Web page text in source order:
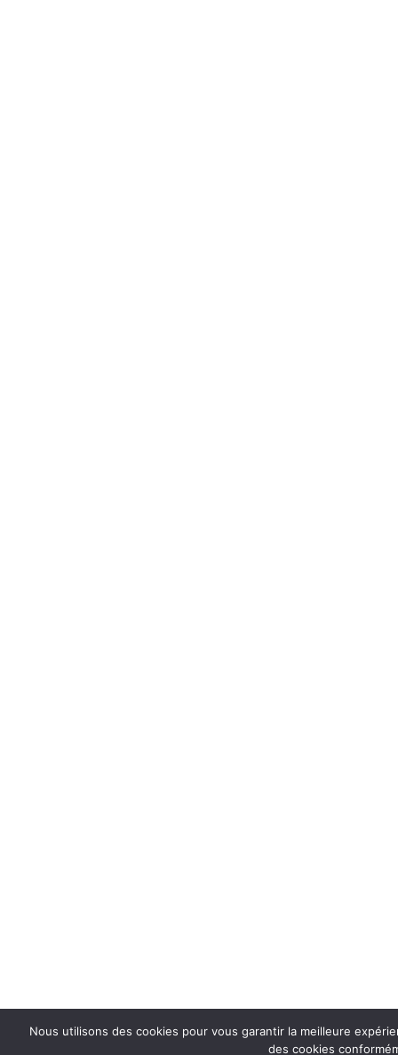
Nous utilisons des cookies pour vous garantir la meilleure
des cookies